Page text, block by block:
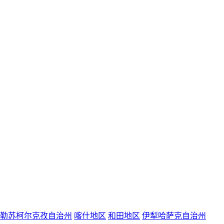
苏柯尔克孜自治州 喀什地区 和田地区 伊犁哈萨克自治州